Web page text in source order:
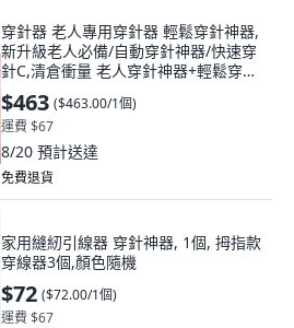
穿針器 老人專用穿針器 輕鬆穿針神器,
新升級老人必備/自動穿針神器/快速穿
針C,清倉衝量 老人穿針神器+輕鬆穿針
+秒穿針, 1個, N/A
$463 ($463.00/1個)
運費 $67
8/20 預計送達
免費退貨
家用縫紉引線器 穿針神器, 1個, 拇指款
穿線器3個,顏色隨機
$72 ($72.00/1個)
運費 $67